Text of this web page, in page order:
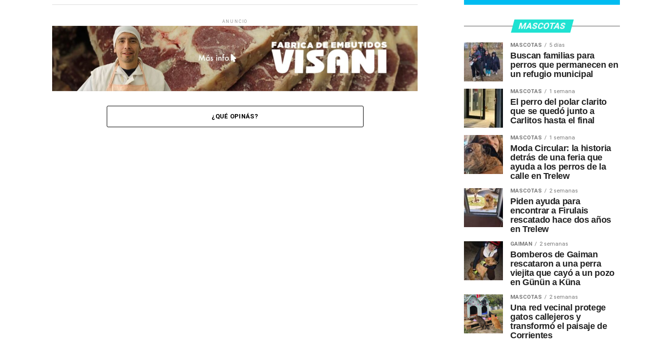
ANUNCIO
¿QUÉ OPINÁS?
MASCOTAS
MASCOTAS 5 días
Buscan familias para
perros que permanecen en
un refugio municipal
MASCOTAS 1 semana
El perro del polar clarito
que se quedó junto a
Carlitos hasta el final
MASCOTAS 1 semana
Moda Circular: la historia
detrás de una feria que
ayuda a los perros de la
calle en Trelew
MASCOTAS 2 semanas
Piden ayuda para
encontrar a Firulais
rescatado hace dos años
en Trelew
GAIMAN 2 semanas
Bomberos de Gaiman
rescataron a una perra
viejita que cayó a un pozo
en Günün a Küna
MASCOTAS 2 semanas
Una red vecinal protege
gatos callejeros y
transformó el paisaje de
Corrientes